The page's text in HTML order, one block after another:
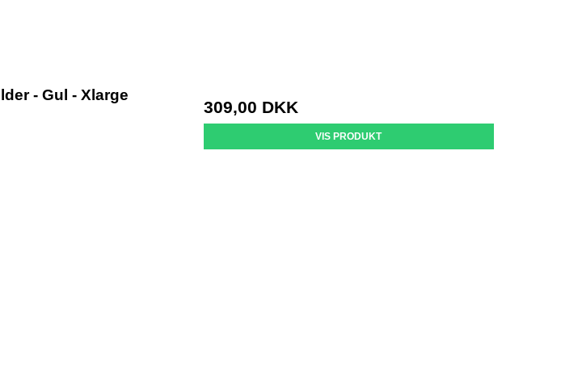
- Gul - Xlarge
309,00 DKK
VIS PRODUKT